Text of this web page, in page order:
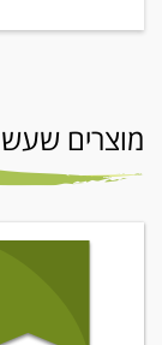
מוצרים